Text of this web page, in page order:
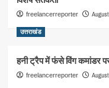
freelancerreporter
उत्तराखंड
हनी ट्रैप में फंसे विंग कमांडर
freelancerreporter